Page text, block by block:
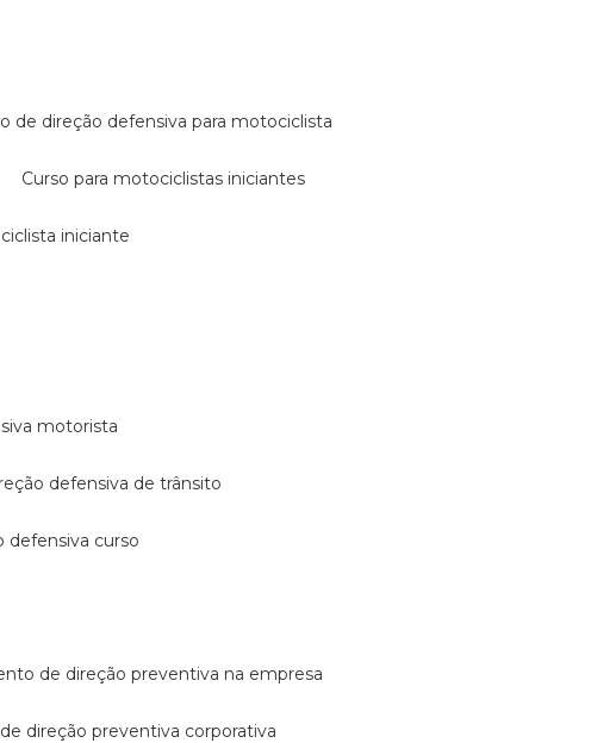
de direção defensiva para motociclista
curso para motociclistas iniciantes
iniciante
motorista
defensiva de trânsito
defensiva curso
de direção preventiva na empresa
de direção preventiva corporativa